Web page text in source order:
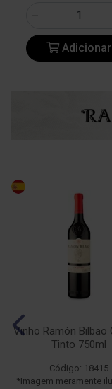
Adicionar
Vinho Ramón Bilbao
Tinto 750ml
Código: 18415
*Imagem meramente